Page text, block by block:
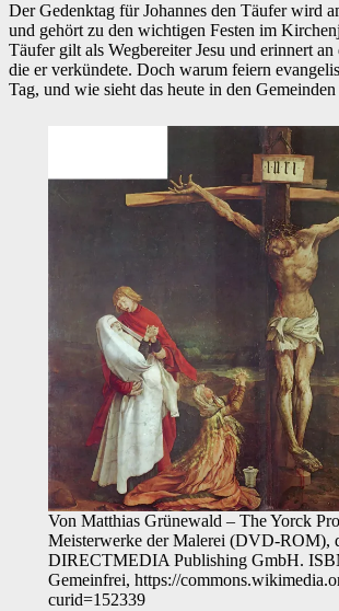
Der Gedenktag für Johannes den Täufer wird
und gehört zu den wichtigen Festen im
Täufer gilt als Wegbereiter Jesu und erinnert
die er verkündete. Doch warum feiern
Tag, und wie sieht das heute in den Gemeinden
Von Matthias Grünewald – The Yorck
Meisterwerke der Malerei (DVD-ROM),
DIRECTMEDIA Publishing GmbH.
Gemeinfrei, https://
curid=152339